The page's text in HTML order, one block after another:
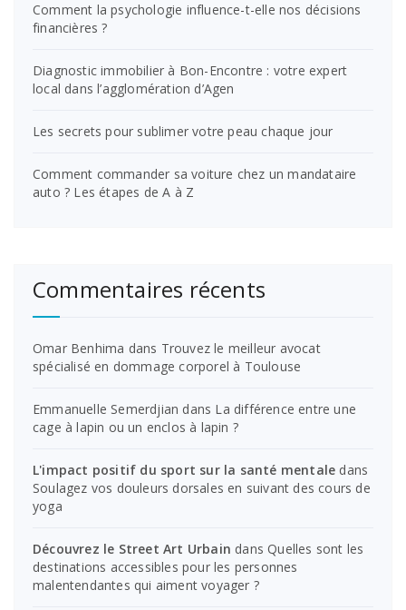
Comment la psychologie influence-t-elle nos décisions
financières ?
Diagnostic immobilier à Bon-Encontre : votre expert
local dans l’agglomération d’Agen
Les secrets pour sublimer votre peau chaque jour
Comment commander sa voiture chez un mandataire
auto ? Les étapes de A à Z
Commentaires récents
Omar Benhima dans Trouvez le meilleur avocat
spécialisé en dommage corporel à Toulouse
Emmanuelle Semerdjian dans La différence entre une
cage à lapin ou un enclos à lapin ?
L'impact positif du sport sur la santé mentale dans
Soulagez vos douleurs dorsales en suivant des cours de
yoga
Découvrez le Street Art Urbain dansQuelles sont les
destinations accessibles pour les personnes
malentendantes qui aiment voyager ?